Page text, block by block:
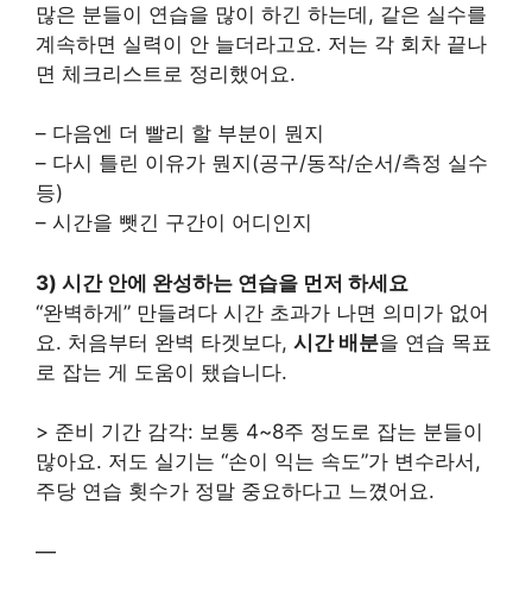
많은 분들이 연습을 많이 하긴 하는데, 같은 실수를
계속하면 실력이 안 늘더라고요. 저는 각 회차 끝나
면 체크리스트로 정리했어요.
– 다음엔 더 빨리 할 부분이 뭔지
– 다시 틀린 이유가 뭔지(공구/동작/순서/측정 실수
등)
– 시간을 뺏긴 구간이 어디인지
3) 시간 안에 완성하는 연습을 먼저 하세요
“완벽하게” 만들려다 시간 초과가 나면 의미가 없어
요. 처음부터 완벽 타겟보다, 시간 배분을 연습 목표
로 잡는 게 도움이 됐습니다.
> 준비 기간 감각: 보통 4~8주 정도로 잡는 분들이
많아요. 저도 실기는 “손이 익는 속도”가 변수라서,
주당 연습 횟수가 정말 중요하다고 느꼈어요.
—